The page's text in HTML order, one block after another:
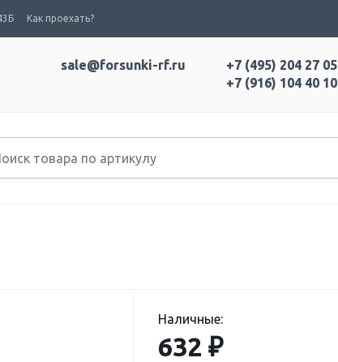
Как проехать?
+7 (495) 204 27 05
+7 (916) 104 40 10
sale@forsunki-rf.ru
Наличные:
632 ₽